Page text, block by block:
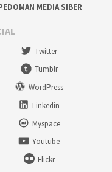
MEDIA SIBER
Twitter
Tumblr
WordPress
Linkedin
Myspace
Youtube
Flickr